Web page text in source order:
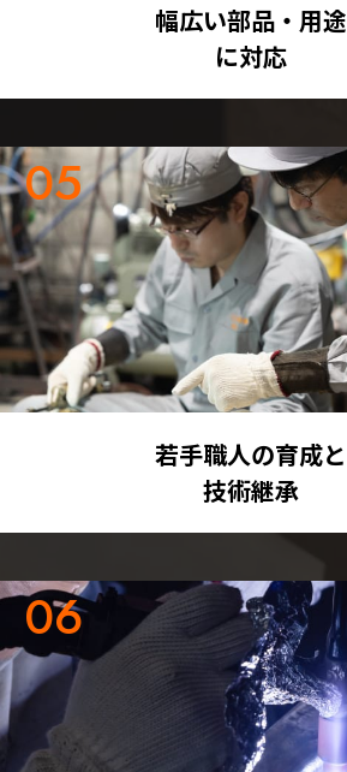
幅広い部品・用途
に対応
若手職人の育成と
技術継承